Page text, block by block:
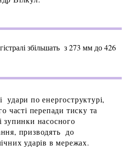
збільшать з 273 мм до 426
удари по енергоструктурі,
часті перепади тиску та
зупинки насосного
призводять до
ударів в мережах.